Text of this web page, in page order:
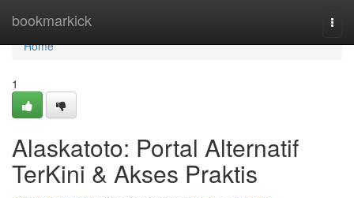
bookmarkick
Home
Home
1
Alaskatoto: Portal Alternatif
TerKini & Akses Praktis